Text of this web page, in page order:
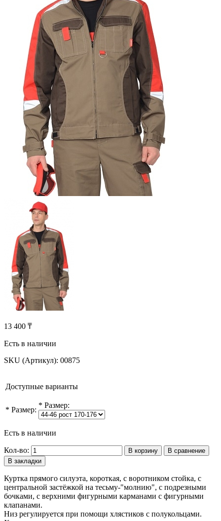
13 400 ₸
Есть в наличии
SKU (Артикул): 00875
Доступные варианты
* Размер:
* Размер:
Есть в наличии
Кол-во: В корзину
В сравнение
В закладки
Куртка прямого силуэта, короткая, с воротником стойка, с
центральной застёжкой на тесьму-"молнию", с подрезными
бочками, с верхними фигурными карманами с фигурными
клапанами.
Низ регулируется при помощи хлястиков с полукольцами.